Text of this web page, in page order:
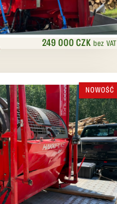
Maks. średnica
37 cm
249 000 CZKbez VAT
NOWOŚĆ
i